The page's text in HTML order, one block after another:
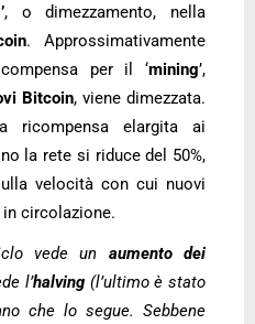
, o dimezzamento, nella
. Approssimativamente
per il ‘mining’,
Bitcoin, viene dimezzata.
ricompensa elargita ai
la rete si riduce del 50%,
velocità con cui nuovi
circolazione.
vede un aumento dei
l’halving(l’ultimo è stato
che lo segue. Sebbene